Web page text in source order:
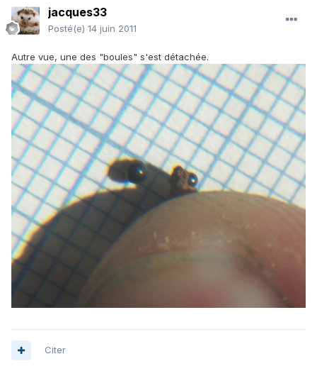
jacques33
Posté(e) 14 juin 2011
Autre vue, une des "boules" s'est détachée.
Citer